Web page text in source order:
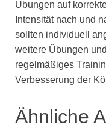
Übungen auf
Intensität nach und
sollten individuell
weitere Übungen
regelmäßiges
Verbesserung der
Ähnliche